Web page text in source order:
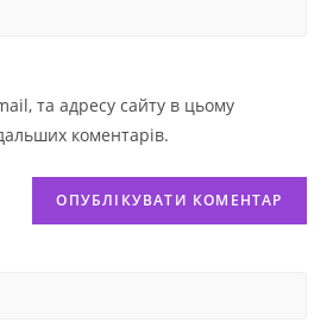
та адресу сайту в цьому
коментарів.